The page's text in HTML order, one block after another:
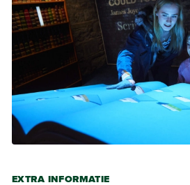
EXTRA INFORMATIE